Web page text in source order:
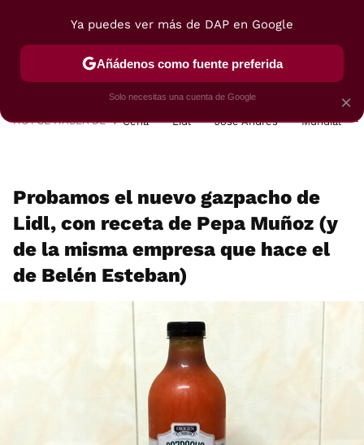
POSTRES VIAJES SELECCIÓN VEGUI
HOY SE HABLA DE Cena Lidl José Andrés Mundial
Probamos el nuevo gazpacho de
Lidl, con receta de Pepa Muñoz (y
de la misma empresa que hace el
de Belén Esteban)
×
Ya puedes ver más de DAP en Google
Añádenos como fuente preferida
Solo necesitas una cuenta de Google